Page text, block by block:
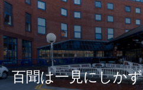
百聞は一見にしかず